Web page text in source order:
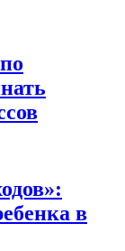
в